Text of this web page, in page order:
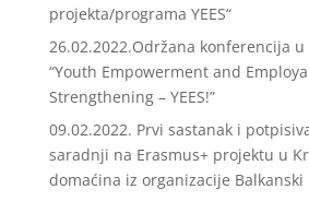
projekta/programa YEES“
26.02.2022.Održana konferencija
“Youth Empowerment and
Strengthening – YEES!”
09.02.2022. Prvi sastanak i
saradnji na Erasmus+ projektu u
domaćina iz organizacije